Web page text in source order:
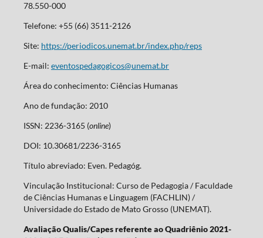
78.550-000
Telefone: +55 (66) 3511-2126
Site: https://periodicos.unemat.br/index.php/reps
E-mail: eventospedagogicos@unemat.br
Área do conhecimento: Ciências Humanas
Ano de fundação: 2010
ISSN: 2236-3165 (online)
DOI: 10.30681/2236-3165
Título abreviado: Even. Pedagóg.
Vinculação Institucional: Curso de Pedagogia / Faculdade
de Ciências Humanas e Linguagem (FACHLIN) /
Universidade do Estado de Mato Grosso (UNEMAT).
Avaliação Qualis/Capes referente ao Quadriênio 2021-